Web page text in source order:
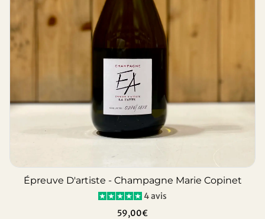
Épreuve D'artiste - Champagne Marie Copinet
4 avis
59,00€